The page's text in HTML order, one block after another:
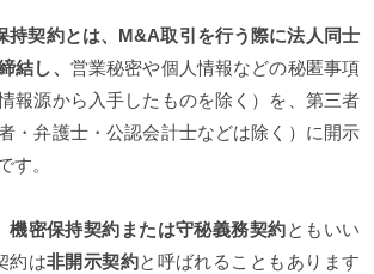
持契約とは、M&A取引を行う際に法人同士
結し、 営業秘密や個人情報などの秘匿事項
報源から入手したものを除く）を、第三者
・弁護士・公認会計士などは除く）に開示
す。
機密保持契約または守秘義務契約ともいい
約は非開示契約と呼ばれることもあります